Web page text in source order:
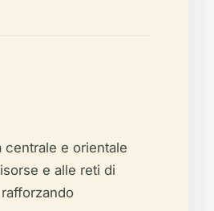
centrale e orientale
e alle reti di